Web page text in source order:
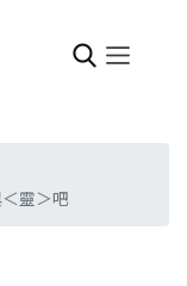
靈＞吧